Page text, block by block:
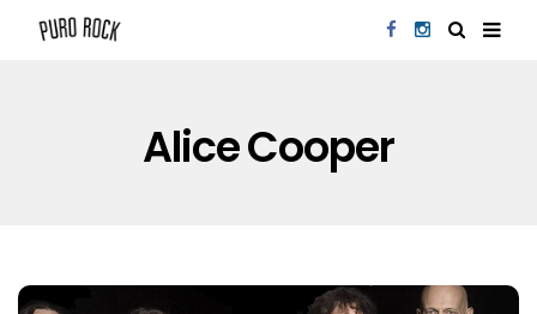
Alice Cooper